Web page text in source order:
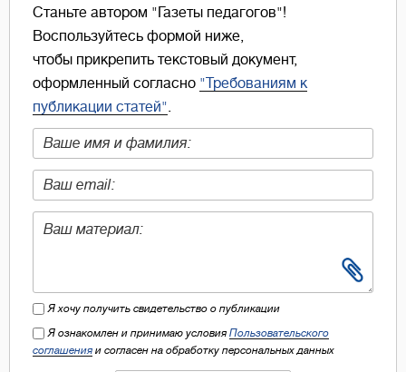
Станьте автором "Газеты педагогов"!
Воспользуйтесь формой ниже,
чтобы прикрепить текстовый документ,
оформленный согласно "Требованиям к
публикации статей".
Я хочу получить свидетельство о публикации
Я ознакомлен и принимаю условия Пользовательского
соглашения и согласен на обработку персональных данных